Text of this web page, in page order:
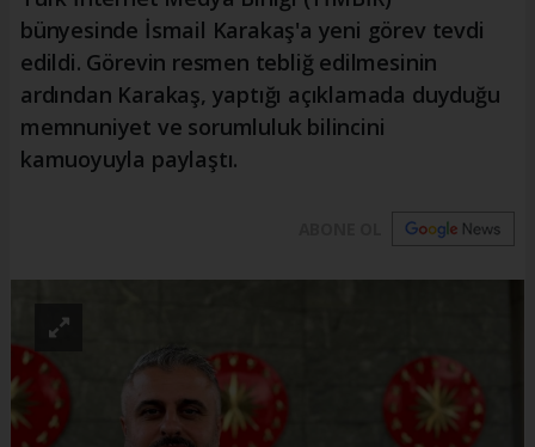
bünyesinde İsmail Karakaş'a yeni görev tevdi
edildi. Görevin resmen tebliğ edilmesinin
ardından Karakaş, yaptığı açıklamada duyduğu
memnuniyet ve sorumluluk bilincini
kamuoyuyla paylaştı.